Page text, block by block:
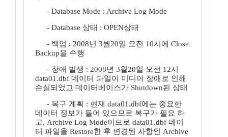
- Database Mode : Archive Log Mode
- Database 상태 : OPEN상태
- 백업 : 2008년 3월20일 오전 10시에 Close
Backup을 수행
- 장애 발생 : 2008년 3월20일 오전 12시
data01.dbf 데이터 파일이 미디어 장애로 인해
손실되었고 데이터베이스가 Shutdown된 상태
- 복구 계획 : 현재 data01.dbf에는 중요한
데이터 정보가 들어 있으므로 복구가 필요 하
고, Archive Log Mode이므로 data01.dbf 데이
터 파일을 Restore한 후 변경된 사항인 Archive